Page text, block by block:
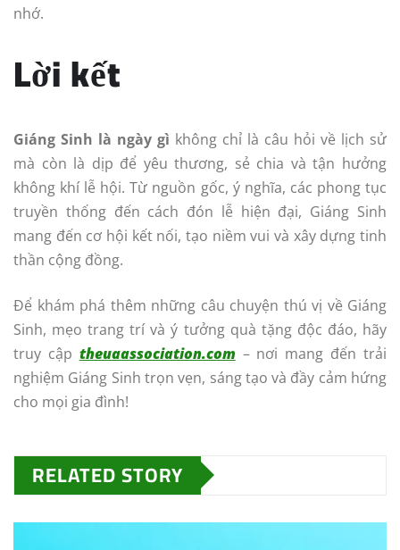
nhớ.
Lời kết
Giáng Sinh là ngày gì không chỉ là câu hỏi về lịch sử
mà còn là dịp để yêu thương, sẻ chia và tận hưởng
không khí lễ hội. Từ nguồn gốc, ý nghĩa, các phong tục
truyền thống đến cách đón lễ hiện đại, Giáng Sinh
mang đến cơ hội kết nối, tạo niềm vui và xây dựng tinh
thần cộng đồng.
Để khám phá thêm những câu chuyện thú vị về Giáng
Sinh, mẹo trang trí và ý tưởng quà tặng độc đáo, hãy
truy cập theuaassociation.com – nơi mang đến trải
nghiệm Giáng Sinh trọn vẹn, sáng tạo và đầy cảm hứng
cho mọi gia đình!
RELATED STORY